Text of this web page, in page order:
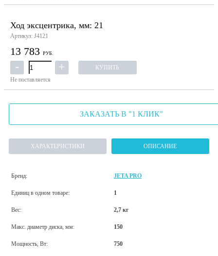
Ход эксцентрика, мм: 21
Артикул: J4121
13 783 РУБ.
КУПИТЬ
Не поставляется
ЗАКАЗАТЬ В "1 КЛИК"
ХАРАКТЕРИСТИКИ ОПИСАНИЕ
Бренд: JETA PRO
Единиц в одном товаре: 1
Вес: 2,7 кг
Макс. диаметр диска, мм: 150
Мощность, Вт: 750